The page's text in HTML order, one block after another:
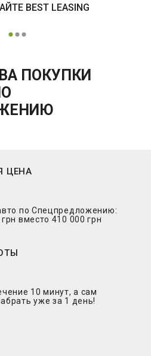
BEST LEASING
ПОКУПКИ
ЦЕНА
по Спецпредложению:
вместо 410 000 грн
10 минут, а сам
уже за 1 день!